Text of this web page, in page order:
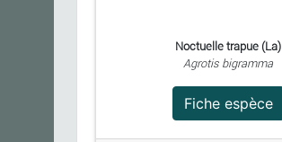
Noctuelle trapue (La)
Agrotis bigramma
Fiche espèce